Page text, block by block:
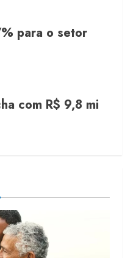
para o setor
com R$ 9,8 mi